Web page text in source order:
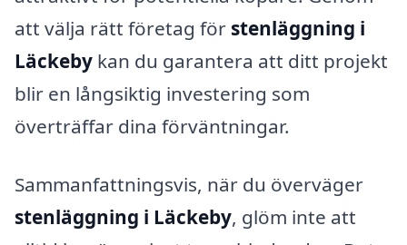
att välja rätt företag för stenläggning i
Läckeby kan du garantera att ditt projekt
blir en långsiktig investering som
överträffar dina förväntningar.
Sammanfattningsvis, när du överväger
stenläggning i Läckeby, glöm inte att